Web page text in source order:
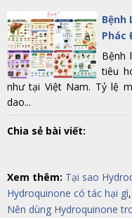
Bệnh
Phác
Bệnh
tiêu
như tại Việt Nam. Tỷ lệ
dao...
Chia sẻ bài viết:
Xem thêm: Tại sao
Hydroquinone có tác hại gì,
Nên dùng Hydroquinone